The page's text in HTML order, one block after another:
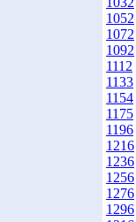
1052
1072
1092
1112
1133
1154
1175
1196
1216
1236
1256
1276
1296